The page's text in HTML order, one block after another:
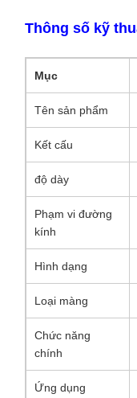
Thông số kỹ
Mục
Tên sản phẩm
Kết cấu
độ dày
Phạm vi đường
kính
Hình dạng
Loại màng
Chức năng
chính
Ứng dụng